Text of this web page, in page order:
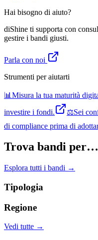
Hai bisogno di aiuto?
diShine ti supporta con
gestire i bandi giusti.
Parla con noi
Strumenti per aiutarti
📊 Misura la tua maturità
investire i fondi.
⚖️Sei
di compliance prima di
Trova bandi per…
Esplora tutti i bandi →
Tipologia
Regione
Vedi tutte →